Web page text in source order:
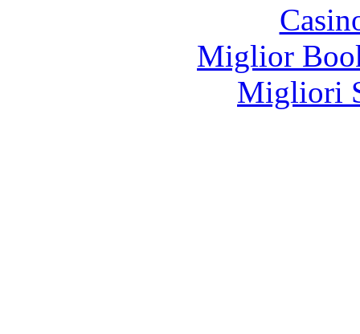
Miglior
Migliori